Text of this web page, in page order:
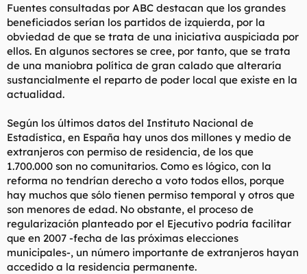
Fuentes consultadas por ABC destacan que los grandes
beneficiados serían los partidos de izquierda, por la
obviedad de que se trata de una iniciativa auspiciada por
ellos. En algunos sectores se cree, por tanto, que se trata
de una maniobra política de gran calado que alteraría
sustancialmente el reparto de poder local que existe en la
actualidad.
Según los últimos datos del Instituto Nacional de
Estadística, en España hay unos dos millones y medio de
extranjeros con permiso de residencia, de los que
1.700.000 son no comunitarios. Como es lógico, con la
reforma no tendrían derecho a voto todos ellos, porque
hay muchos que sólo tienen permiso temporal y otros que
son menores de edad. No obstante, el proceso de
regularización planteado por el Ejecutivo podría facilitar
que en 2007 -fecha de las próximas elecciones
municipales-, un número importante de extranjeros hayan
accedido a la residencia permanente.